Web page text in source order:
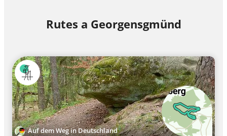
Rutes a Georgensgmünd
Auf dem Weg in Deutschland